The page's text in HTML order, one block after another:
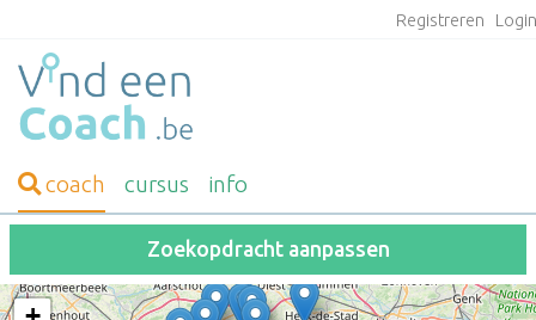
Registreren
coach cursus info
Zoekopdracht aanpassen